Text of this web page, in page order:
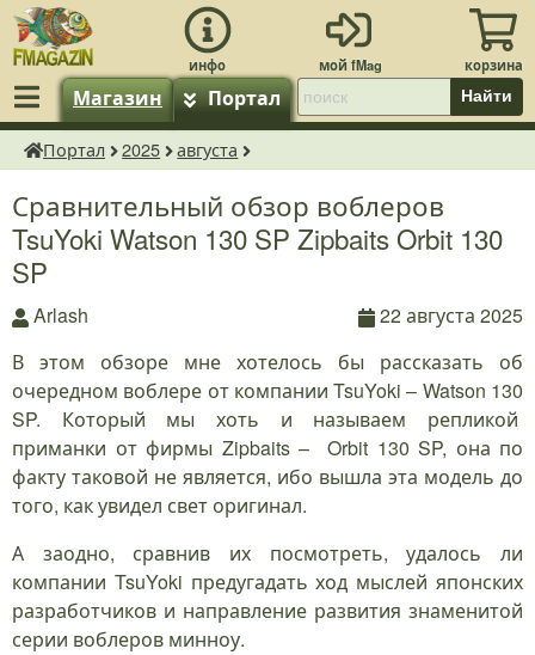
Магазин Портал Найти
fMagazin.ru
Портал 2025 августа
Сравнительный обзор воблеров
TsuYoki Watson 130 SP Zipbaits Orbit 130
SP
Arlash
22 августа 2025
В этом обзоре мне хотелось бы рассказать об
очередном воблере от компании TsuYoki – Watson 130
SP. Который мы хоть и называем репликой
приманки от фирмы Zipbaits – Orbit 130 SP, она по
факту таковой не является, ибо вышла эта модель до
того, как увидел свет оригинал.
А заодно, сравнив их посмотреть, удалось ли
компании TsuYoki предугадать ход мыслей японских
разработчиков и направление развития знаменитой
серии воблеров минноу.